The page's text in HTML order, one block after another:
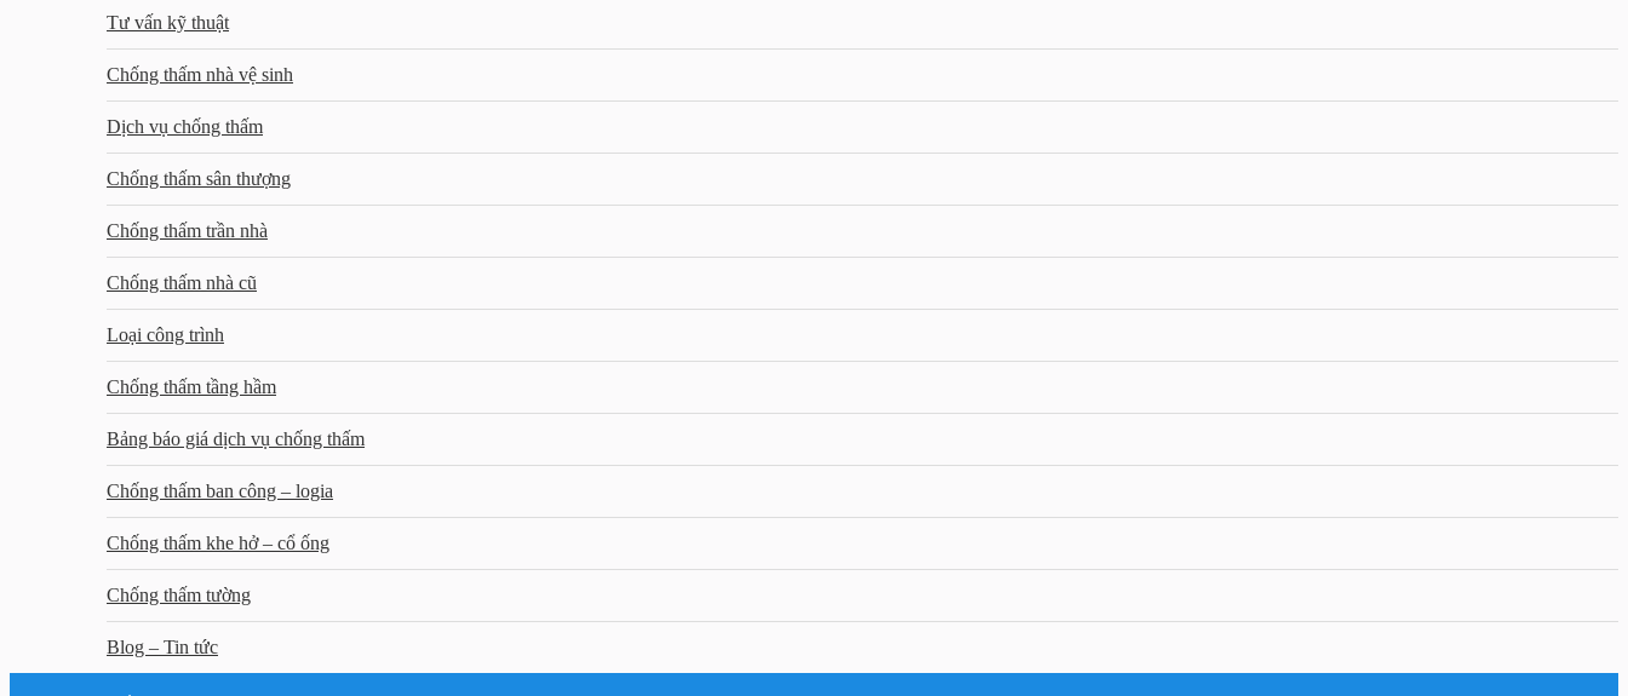
Tư vấn kỹ thuật
Chống thấm nhà vệ sinh
Dịch vụ chống thấm
Chống thấm sân thượng
Chống thấm trần nhà
Chống thấm nhà cũ
Loại công trình
Chống thấm tầng hầm
Bảng báo giá dịch vụ chống thấm
Chống thấm ban công – logia
Chống thấm khe hở – cổ ống
Chống thấm tường
Blog – Tin tức